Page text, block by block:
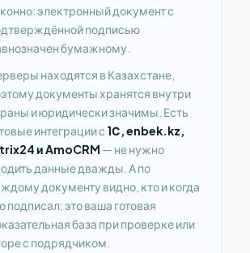
электронный документ с
подписью
бумажному.
находятся в Казахстане,
документы хранятся внутри
и юридически значимы. Есть
интеграции с 1С, enbek.kz,
и AmoCRM — не нужно
данные дважды. А по
документу видно, кто и когда
подписал: это ваша готовая
база при проверке или
с подрядчиком.